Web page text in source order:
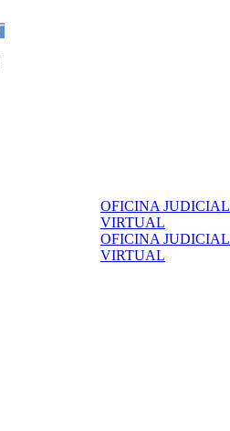
OFICINA JUDICIAL
VIRTUAL
OFICINA JUDICIAL
VIRTUAL